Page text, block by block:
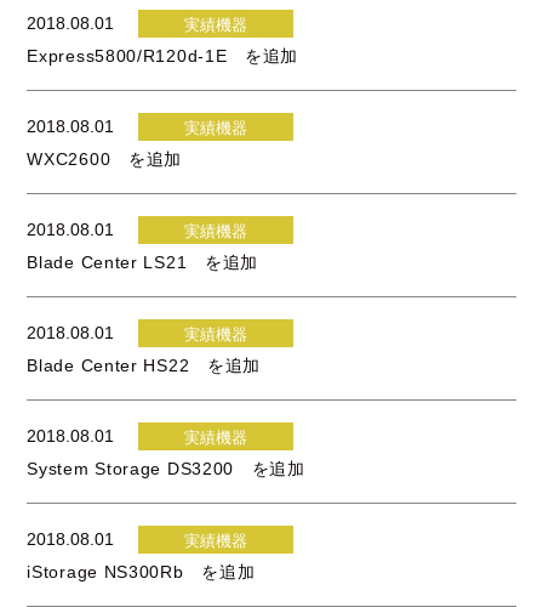
2018.08.01 実績機器
Express5800/R120d-1E を追加
2018.08.01 実績機器
WXC2600 を追加
2018.08.01 実績機器
Blade Center LS21 を追加
2018.08.01 実績機器
Blade Center HS22 を追加
2018.08.01 実績機器
System Storage DS3200 を追加
2018.08.01 実績機器
iStorage NS300Rb を追加